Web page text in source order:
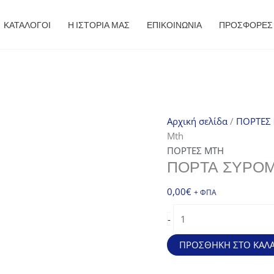
ΚΑΤΑΛΟΓΟΙ Η ΙΣΤΟΡΙΑ ΜΑΣ ΕΠΙΚΟΙΝΩΝΙΑ ΠΡΟΣΦΟΡΈΣ
Αρχική σελίδα/ ΠΟΡΤΕΣ
Mth
ΠΟΡΤΕΣ MTH
ΠΌΡΤΑ
0,00€ + ΦΠΑ
-
συρόμενη
κατάψυξης
490LWT
ΠΡΟΣΘΉΚΗ ΣΤΟ